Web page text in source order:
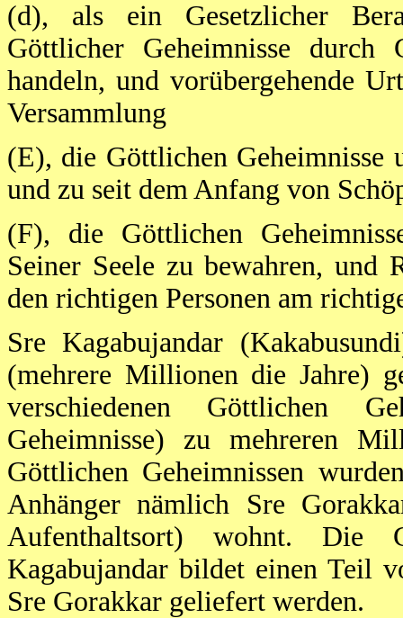
(d), als ein Gesetzlicher
Göttlicher Geheimnisse durch
handeln, und vorübergehende
Versammlung
(E), die Göttlichen Geheimnisse
und zu seit dem Anfang von
(F), die Göttlichen
Seiner Seele zu bewahren, und
den richtigen Personen am
Sre Kagabujandar
(mehrere Millionen die Jahre)
verschiedenen Göttlichen
Geheimnisse) zu mehreren
Göttlichen Geheimnissen
Anhänger nämlich Sre
Aufenthaltsort) wohnt. Die
Kagabujandar bildet einen Teil
Sre Gorakkar geliefert werden.